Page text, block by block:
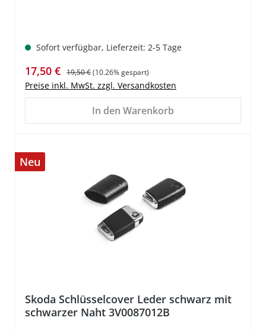
Sofort verfügbar, Lieferzeit: 2-5 Tage
Verkaufspreis:
17,50 € Regulärer Preis:
19,50 €(10.26% gespart)
Preise inkl. MwSt. zzgl. Versandkosten
In den Warenkorb
Neu
Skoda Schlüsselcover Leder schwarz mit
schwarzer Naht 3V0087012B